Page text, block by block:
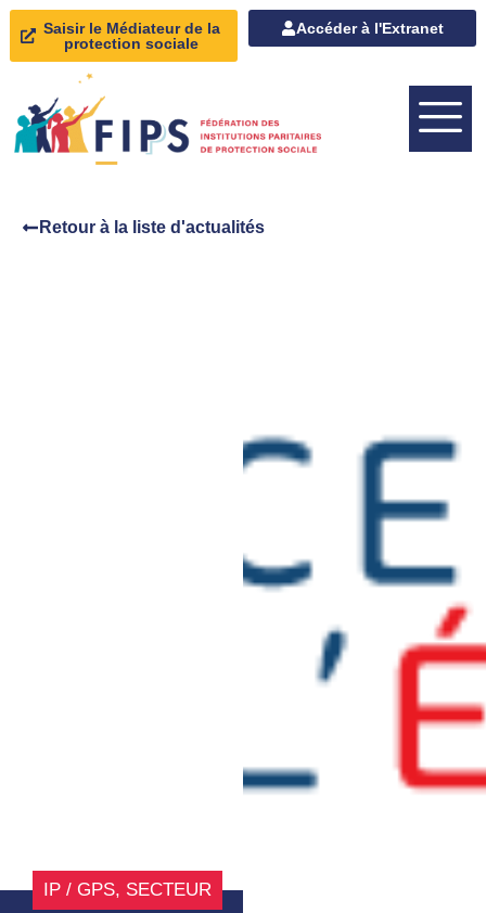
Saisir le Médiateur de la
protection sociale
Accéder à l'Extranet
Retour à la liste d'actualités
IP / GPS, SECTEUR